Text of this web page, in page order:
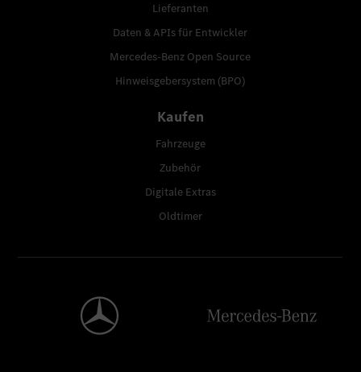
Lieferanten
Daten & APIs für Entwickler
Mercedes-Benz Open Source
Hinweisgebersystem (BPO)
Kaufen
Fahrzeuge
Zubehör
Digitale Extras
Oldtimer